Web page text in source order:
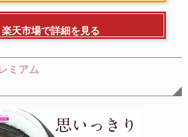
楽天市場で詳細を見る
ミアム